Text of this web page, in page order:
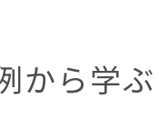
強度保持のた
から学